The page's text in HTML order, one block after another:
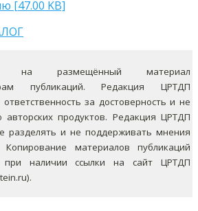
[47.00 KB]
на размещённый материал
публикаций. Редакция ЦРТДП
за достоверность и не
авторских продуктов. Редакция ЦРТДП
разделять и не поддерживать мнения
Копирование материалов публикаций
при наличии ссылки на сайт ЦРТДП